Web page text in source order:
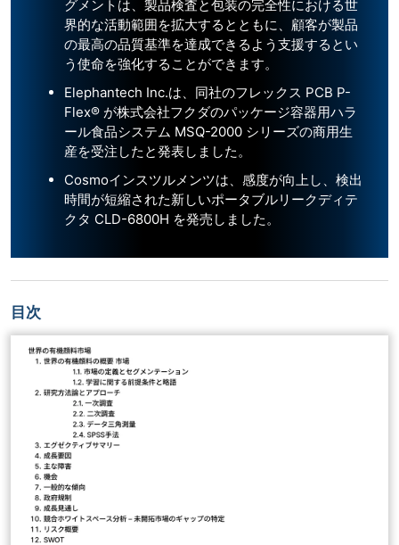
グメントは、製品検査と包装の完全性における世
界的な活動範囲を拡大するとともに、顧客が製品
の最高の品質基準を達成できるよう支援するとい
う使命を強化することができます。
Elephantech Inc.は、同社のフレックス PCB P-
Flex® が株式会社フクダのパッケージ容器用ハラ
ール食品システム MSQ-2000 シリーズの商用生
産を受注したと発表しました。
Cosmoインスツルメンツは、感度が向上し、検出
時間が短縮された新しいポータブルリークディテ
クタ CLD-6800H を発売しました。
目次